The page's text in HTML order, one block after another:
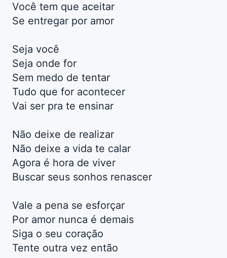
Você tem que aceitar
Se entregar por amor
Seja você
Seja onde for
Sem medo de tentar
Tudo que for acontecer
Vai ser pra te ensinar
Não deixe de realizar
Não deixe a vida te calar
Agora é hora de viver
Buscar seus sonhos renascer
Vale a pena se esforçar
Por amor nunca é demais
Siga o seu coração
Tente outra vez então